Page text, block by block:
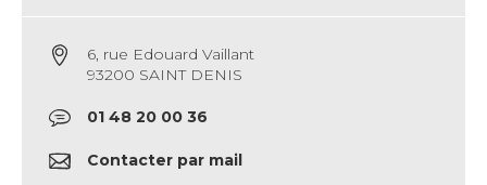
6, rue Edouard Vaillant
93200 SAINT DENIS
01 48 20 00 36
Contacter par mail